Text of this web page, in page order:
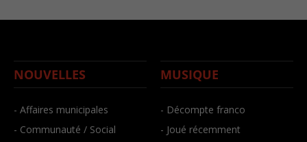
NOUVELLES
- Affaires municipales
- Communauté / Social
MUSIQUE
- Décompte franco
- Joué récemment